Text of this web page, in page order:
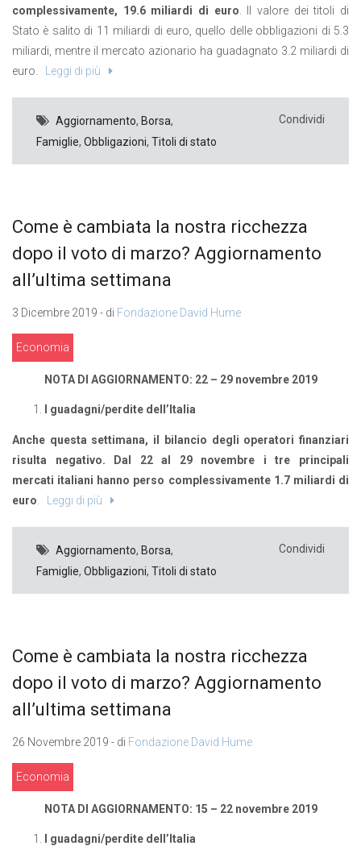
complessivamente, 19.6 miliardi di euro . Il valore dei titoli di
Stato è salito di 11 miliardi di euro, quello delle obbligazioni di 5.3
miliardi, mentre il mercato azionario ha guadagnato 3.2 miliardi di
euro.
Leggi di più
Aggiornamento, Borsa,
Famiglie, Obbligazioni, Titoli di stato
Condividi
Come è cambiata la nostra ricchezza
dopo il voto di marzo? Aggiornamento
all’ultima settimana
3 Dicembre 2019 - di Fondazione David Hume
Economia
NOTA DI AGGIORNAMENTO: 22 – 29 novembre 2019
I guadagni/perdite dell’Italia
Anche questa settimana, il bilancio degli operatori finanziari
risulta negativo. Dal 22 al 29 novembre i tre principali
mercati italiani hanno perso complessivamente 1.7 miliardi di
euro
Leggi di più
Aggiornamento, Borsa,
Famiglie, Obbligazioni, Titoli di stato
Condividi
Come è cambiata la nostra ricchezza
dopo il voto di marzo? Aggiornamento
all’ultima settimana
26 Novembre 2019 - di Fondazione David Hume
Economia
NOTA DI AGGIORNAMENTO: 15 – 22 novembre 2019
I guadagni/perdite dell’Italia